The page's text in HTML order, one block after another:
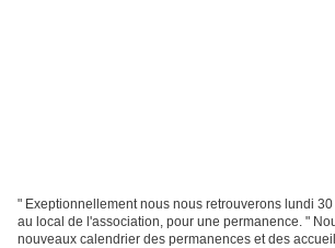
" Exeptionnellement nous nous retrouverons lundi
au local de l'association, pour une permanence. "
nouveaux calendrier des permanences et des